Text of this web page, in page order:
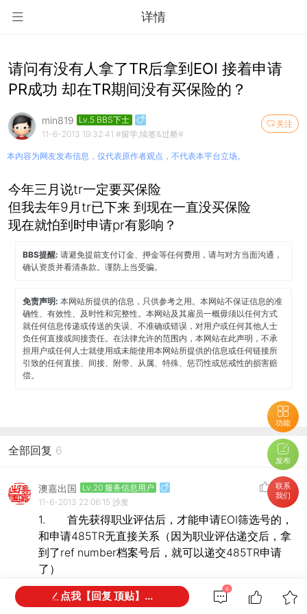
详情
功能
发布
联系
我们
请问有没有人拿了TR后拿到EOI 接着申请
PR成功 却在TR期间没有买保险的？
关注
min819 Lv.5 BBS下士
11-6-2013 19:32:41 #留学,续签&过桥#
本内容为网友发布信息，仅代表原作者观点，不代表本平台立场。
今年三月说tr一定要买保险
但我去年9月tr已下来 到现在一直没买保险
现在就怕到时申请pr有影响？
BBS提醒:请避免提前支付订金、押金等任何费用，请与对方当面沟通，
确认资质并看清条款。谨防上当受骗。
免责声明:本网站所提供的信息，只供参考之用。本网站不保证信息的准
确性、有效性、及时性和完整性。本网站及其雇员一概毋须以任何方式
就任何信息传递或传送的失误、不准确或错误，对用户或任何其他人士
负任何直接或间接责任。在法律允许的范围内，本网站在此声明，不承
担用户或任何人士就使用或未能使用本网站所提供的信息或任何链接所
引致的任何直接、间接、附带、从属、特殊、惩罚性或惩戒性的损害赔
偿。
全部回复 6
澳嘉出国
Lv.20 服务信息用户
11-6-2013 22:06:15 沙发
1. 首先获得职业评估后，才能申请EOI筛选号的，
和申请485TR无直接关系（因为职业评估递交后，拿
到了ref number档案号后，就可以递交485TR申请
了）
2. 485签证获得后是必须要买健康保险的，这是移
民局的要求：
6
点我【回复 顶贴】...